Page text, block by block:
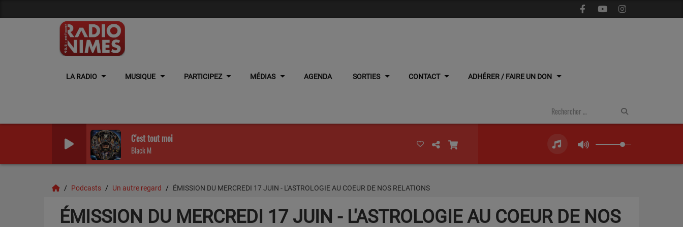
LA RADIO MUSIQUE PARTICIPEZ MÉDIAS AGENDA SORTIES CONTACT ADHÉRER / FAIRE UN DON
C'est tout moi
Black M
Podcasts Un autre regard ÉMISSION DU MERCREDI 17 JUIN - L'ASTROLOGIE AU COEUR DE NOS RELATIONS
ÉMISSION DU MERCREDI 17 JUIN - L'ASTROLOGIE AU COEUR DE NOS